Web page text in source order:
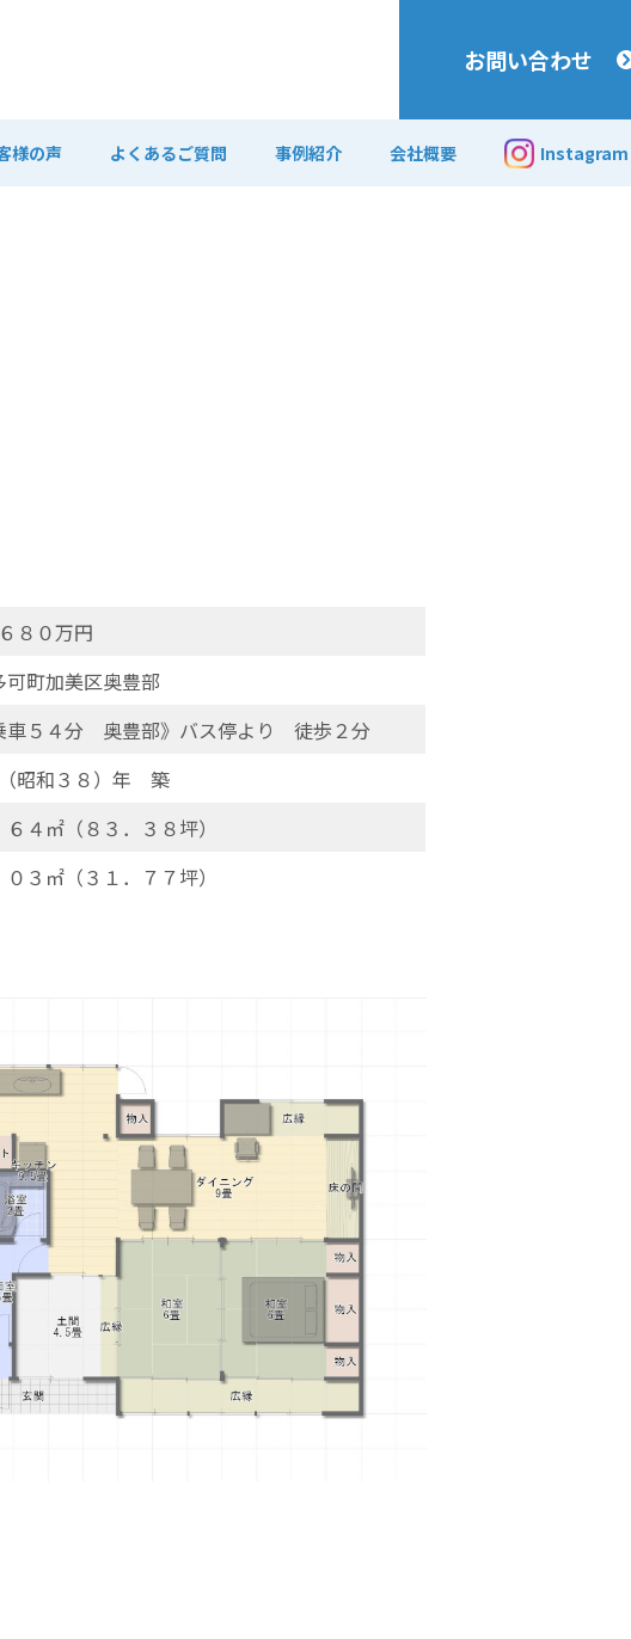
お問い合わせ
様の声 よくあるご質問 事例紹介 会社概要 Instagram
６８０万円
可町加美区奥豊部
車５４分 奥豊部》バス停より 徒歩２分
昭和３８）年 築
４㎡（８３．３８坪）
３㎡（３１．７７坪）